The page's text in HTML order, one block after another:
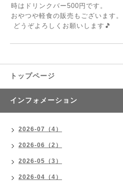
時はドリンクバー500円です。
おやつや軽食の販売もございます。
どうぞよろしくお願いします🎵
トップページ
インフォメーション
2026-07（4）
2026-06（2）
2026-05（3）
2026-04（4）